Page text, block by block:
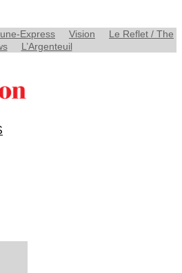
Express Vision
Le Reflet / The
L’Argenteuil